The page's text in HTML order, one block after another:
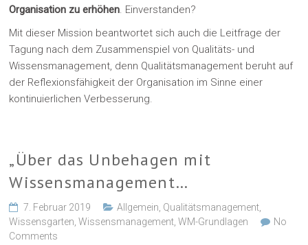
Organisation zu erhöhen. Einverstanden?
Mit dieser Mission beantwortet sich auch die Leitfrage der
Tagung nach dem Zusammenspiel von Qualitäts- und
Wissensmanagement, denn Qualitätsmanagement beruht auf
der Reflexionsfähigkeit der Organisation im Sinne einer
kontinuierlichen Verbesserung.
„Über das Unbehagen mit
Wissensmanagement…
7. Februar 2019 Allgemein Qualitätsmanagement
Wissensgarten ,Wissensmanagement ,WM-Grundlagen
No
Comments